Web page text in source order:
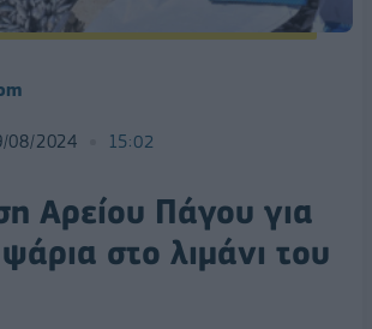
08/2024 15:02
Αρείου Πάγου για
στο λιμάνι του